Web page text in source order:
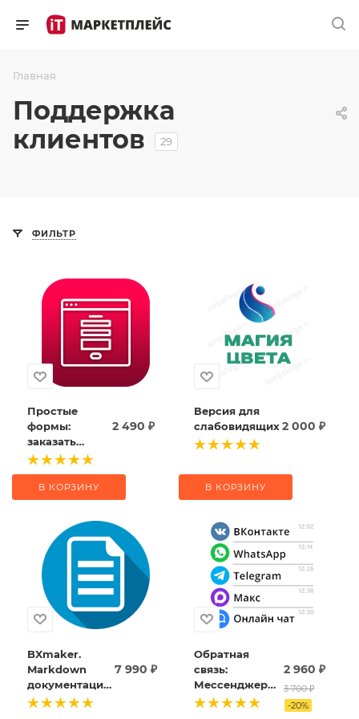
Главная
Поддержка
клиентов
29
ФИЛЬТР
Простые
формы:
заказать
звонок,
купить в 1
клик,
обратная
email,
telegram,
popup-форма
2 490 ₽
В КОРЗИНУ
Версия для
слабовидящих2 000 ₽
В КОРЗИНУ
BXmaker.
Markdown
документация,
база знаний +
7 990 ₽
Обратная
связь:
Мессенджеры
и социальные
2 960 ₽
3 700₽
-20%